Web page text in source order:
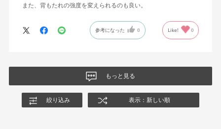
また、背もたれの強度を変えられるのも良い。
参考になった 0 Like! 0
もっと見る
絞り込み 表示：新しい順